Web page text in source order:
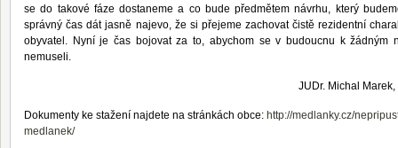
se do takové fáze dostaneme a co bude předmětem návrhu, který
správný čas dát jasně najevo, že si přejeme zachovat čistě rezidentní
obyvatel. Nyní je čas bojovat za to, abychom se v budoucnu k žádným
nemuseli.
JUDr. Michal
Dokumenty ke stažení najdete na stránkách obce: http://medlanky.cz/
medlanek/